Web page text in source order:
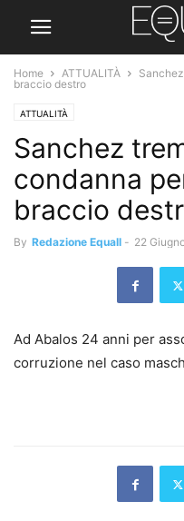
Home ATTUALITÀ
braccio destro
ATTUALITÀ
Sanchez
condanna
braccio
By Redazione Equall - 22
Ad Abalos 24 anni per
corruzione nel caso